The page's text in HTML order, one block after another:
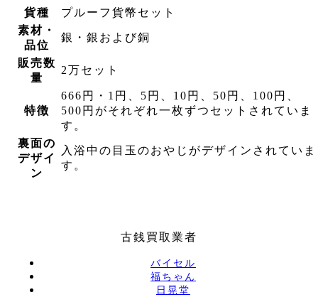
貨種
プルーフ貨幣セット
素材・
品位
銀・銀および銅
販売数
量
2万セット
特徴
666円・1円、5円、10円、50円、100円、
500円がそれぞれ一枚ずつセットされていま
す。
裏面の
デザイ
ン
入浴中の目玉のおやじがデザインされていま
す。
古銭買取業者
バイセル
福ちゃん
日晃堂